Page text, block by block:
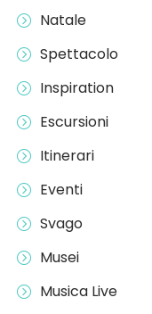
Natale
Spettacolo
Inspiration
Escursioni
Itinerari
Eventi
Svago
Musei
Musica Live